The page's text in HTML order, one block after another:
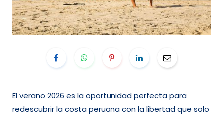
El verano 2026 es la oportunidad perfecta para
redescubrir la costa peruana con la libertad que solo